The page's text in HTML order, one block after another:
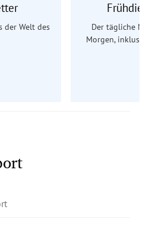
der Welt des
Der tägliche
Morgen,